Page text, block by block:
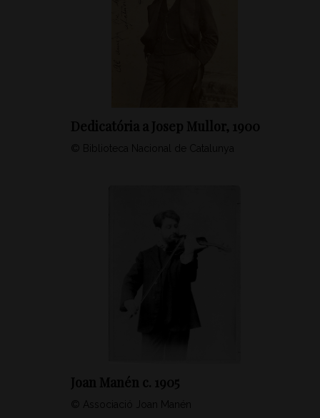
Dedicatória a Josep Mullor, 1900
© Biblioteca Nacional de Catalunya
Joan Manén c. 1905
© Associació Joan Manén